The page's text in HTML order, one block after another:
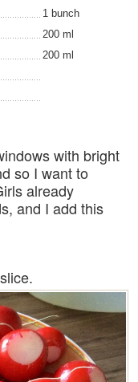
1 bunch
200 ml
200 ml
with bright
so I want to
already
and I add this